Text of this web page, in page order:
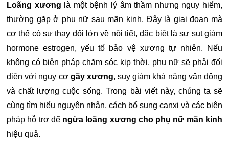
Loãng xương là một bệnh lý âm thầm nhưng nguy hiểm,
thường gặp ở phụ nữ sau mãn kinh. Đây là giai đoạn mà
cơ thể có sự thay đổi lớn về nội tiết, đặc biệt là sự sụt giảm
hormone estrogen, yếu tố bảo vệ xương tự nhiên. Nếu
không có biện pháp chăm sóc kịp thời, phụ nữ sẽ phải đối
diện với nguy cơ gãy xương, suy giảm khả năng vận động
và chất lượng cuộc sống. Trong bài viết này, chúng ta sẽ
cùng tìm hiểu nguyên nhân, cách bổ sung canxi và các biện
pháp hỗ trợ để ngừa loãng xương cho phụ nữ mãn kinh
hiệu quả.